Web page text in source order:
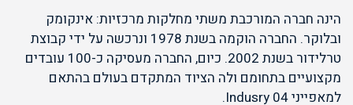
הינה חברה המורכבת משתי מחלקות מרכזיות: אינקומק
ובלוקר. החברה הוקמה בשנת 1978 ונרכשה על ידי קבוצת
טרלידור בשנת 2002. כיום, החברה מעסיקה כ-100 עובדים
מקצועיים בתחומם ולה הציוד המתקדם בעולם בהתאם
למאפייני Indusry 04.